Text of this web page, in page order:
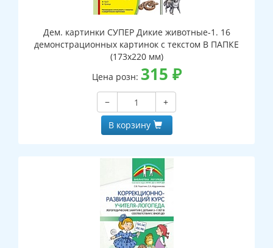
Дем. картинки СУПЕР Дикие животные-1. 16
демонстрационных картинок с текстом В ПАПКЕ
(173х220 мм)
Цена розн: 315 ₽
−
+
В корзину